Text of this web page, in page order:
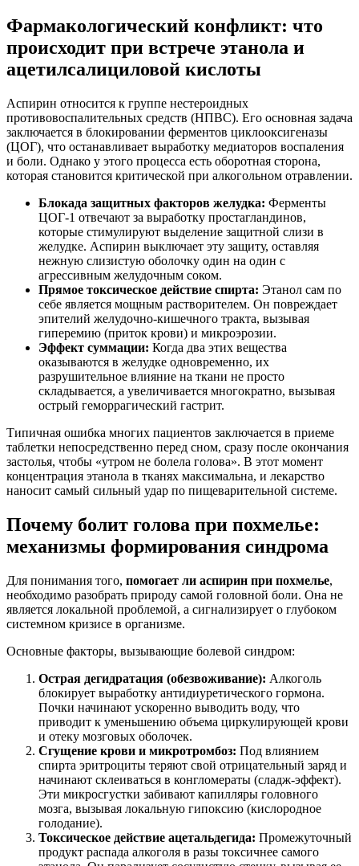
Фармакологический конфликт: что
происходит при встрече этанола и
ацетилсалициловой кислоты
Аспирин относится к группе нестероидных
противовоспалительных средств (НПВС). Его основная задача
заключается в блокировании ферментов циклооксигеназы
(ЦОГ), что останавливает выработку медиаторов воспаления
и боли. Однако у этого процесса есть оборотная сторона,
которая становится критической при алкогольном отравлении.
Блокада защитных факторов желудка: Ферменты
ЦОГ-1 отвечают за выработку простагландинов,
которые стимулируют выделение защитной слизи в
желудке. Аспирин выключает эту защиту, оставляя
нежную слизистую оболочку один на один с
агрессивным желудочным соком.
Прямое токсическое действие спирта: Этанол сам по
себе является мощным растворителем. Он повреждает
эпителий желудочно-кишечного тракта, вызывая
гиперемию (приток крови) и микроэрозии.
Эффект суммации: Когда два этих вещества
оказываются в желудке одновременно, их
разрушительное влияние на ткани не просто
складывается, а увеличивается многократно, вызывая
острый геморрагический гастрит.
Типичная ошибка многих пациентов заключается в приеме
таблетки непосредственно перед сном, сразу после окончания
застолья, чтобы «утром не болела голова». В этот момент
концентрация этанола в тканях максимальна, и лекарство
наносит самый сильный удар по пищеварительной системе.
Почему болит голова при похмелье:
механизмы формирования синдрома
Для понимания того, помогает ли аспирин при похмелье,
необходимо разобрать природу самой головной боли. Она не
является локальной проблемой, а сигнализирует о глубоком
системном кризисе в организме.
Основные факторы, вызывающие болевой синдром:
Острая дегидратация (обезвоживание): Алкоголь
блокирует выработку антидиуретического гормона.
Почки начинают ускоренно выводить воду, что
приводит к уменьшению объема циркулирующей крови
и отеку мозговых оболочек.
Сгущение крови и микротромбоз: Под влиянием
спирта эритроциты теряют свой отрицательный заряд и
начинают склеиваться в конгломераты (сладж-эффект).
Эти микросгустки забивают капилляры головного
мозга, вызывая локальную гипоксию (кислородное
голодание).
Токсическое действие ацетальдегида: Промежуточный
продукт распада алкоголя в разы токсичнее самого